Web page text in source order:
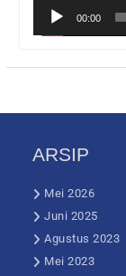
00:00
ARSIP
Mei 2026
Juni 2025
Agustus 2023
Mei 2023